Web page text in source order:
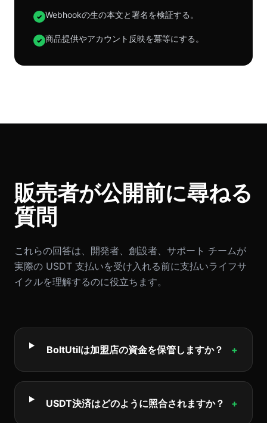
✓ Webhookの生の本文と署名を検証する。
✓ 商品提供やアカウント反映を冪等にする。
販売者が公開前に尋ねる
質問
これらの回答は、開発者、創設者、サポート チームが
実際の USDT 支払いを受け入れる前に支払いライフサ
イクルを理解するのに役立ちます。
BoltUtilは加盟店の資金を保管しますか？ +
USDT決済はどのように照合されますか？ +